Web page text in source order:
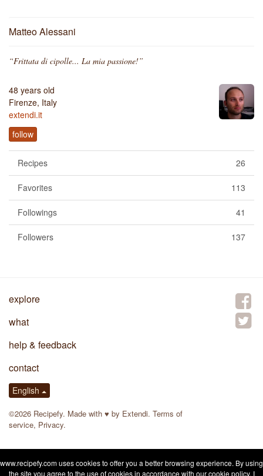
Matteo Alessani
“Frittata di cipolle... La mia passione!”
48 years old
Firenze, Italy
extendi.it
follow
26
Recipes
113
Favorites
41
Followings
137
Followers
explore
what
help & feedback
contact
English
©2026 Recipefy. Made with ♥ by Extendi. Terms of
service, Privacy.
www.recipefy.com uses cookies to offer you a better browsing experience. By using
the site you agree to the use of cookies in accordance with ourcookie policy. I